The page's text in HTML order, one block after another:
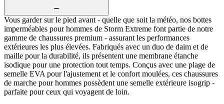
Vous garder sur le pied avant - quelle que soit la météo, nos bottes
imperméables pour hommes de Storm Extreme font partie de notre
gamme de chaussures premium - assurant les performances
extérieures les plus élevées. Fabriqués avec un duo de daim et de
maille pour la durabilité, ils présentent une membrane étanche
isodique pour une protection tout temps. Conçus avec une plage de
semelle EVA pour l'ajustement et le confort moulées, ces chaussures
de marche pour hommes possèdent une semelle extérieure isogrip -
parfaite pour ceux qui voyagent de loin.